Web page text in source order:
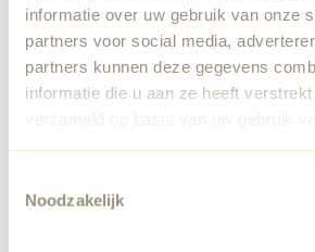
informatie over uw gebruik van onze
partners voor social media,
partners kunnen deze gegevens
informatie die u aan ze heeft
verzameld op basis van uw gebruik
Noodzakelijk